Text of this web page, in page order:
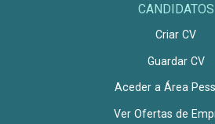
CANDIDATOS
Criar CV
Guardar CV
Aceder a Área
Ver Ofertas de